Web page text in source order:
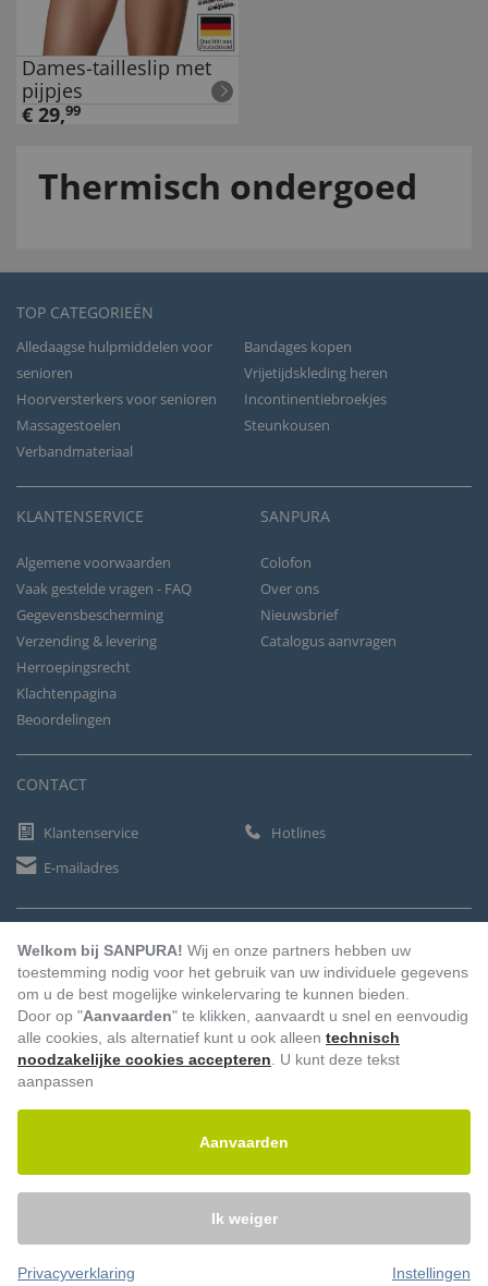
Dames-tailleslip met
pijpjes
€ 29,99
Thermisch ondergoed
TOP CATEGORIEËN
Alledaagse hulpmiddelen voor
senioren
Bandages kopen
Vrijetijdskleding heren
Hoorversterkers voor senioren
Incontinentiebroekjes
Massagestoelen
Steunkousen
Verbandmateriaal
KLANTENSERVICE
Algemene voorwaarden
Vaak gestelde vragen - FAQ
Gegevensbescherming
Verzending & levering
Herroepingsrecht
Klachtenpagina
Beoordelingen
SANPURA
Colofon
Over ons
Nieuwsbrief
Catalogus aanvragen
CONTACT
Klantenservice
Hotlines
E-mailadres
Vooruitbetaling Factuur Automatische afschrijving
© 2026 – Sanpura. Alle rechten voorbehouden.
Welkom bij SANPURA! Wij en onze partners hebben uw
toestemming nodig voor het gebruik van uw individuele gegevens
om u de best mogelijke winkelervaring te kunnen bieden.
Door op "Aanvaarden" te klikken, aanvaardt u snel en eenvoudig
alle cookies, als alternatief kunt u ook alleen technisch
noodzakelijke cookies accepteren . U kunt deze tekst
aanpassen
Aanvaarden
Ik weiger
Privacyverklaring Instellingen